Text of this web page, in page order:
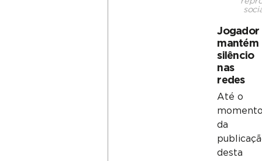
Jogador
mantém
silêncio
nas
redes
Até o
da
desta